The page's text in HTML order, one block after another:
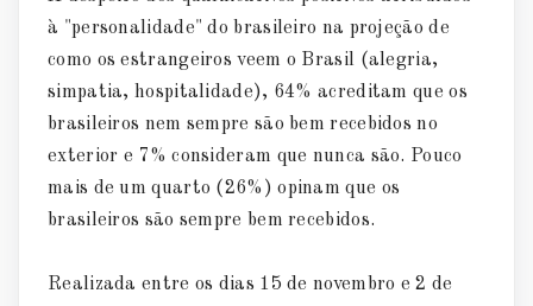
à "personalidade" do brasileiro na projeção de
como os estrangeiros veem o Brasil (alegria,
simpatia, hospitalidade), 64% acreditam que os
brasileiros nem sempre são bem recebidos no
exterior e 7% consideram que nunca são. Pouco
mais de um quarto (26%) opinam que os
brasileiros são sempre bem recebidos.
Realizada entre os dias 15 de novembro e 2 de